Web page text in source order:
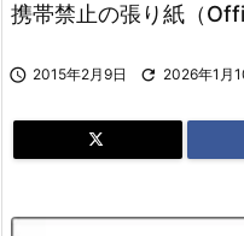
携帯禁止の張り紙（
 2015年2月9日  2026年1月